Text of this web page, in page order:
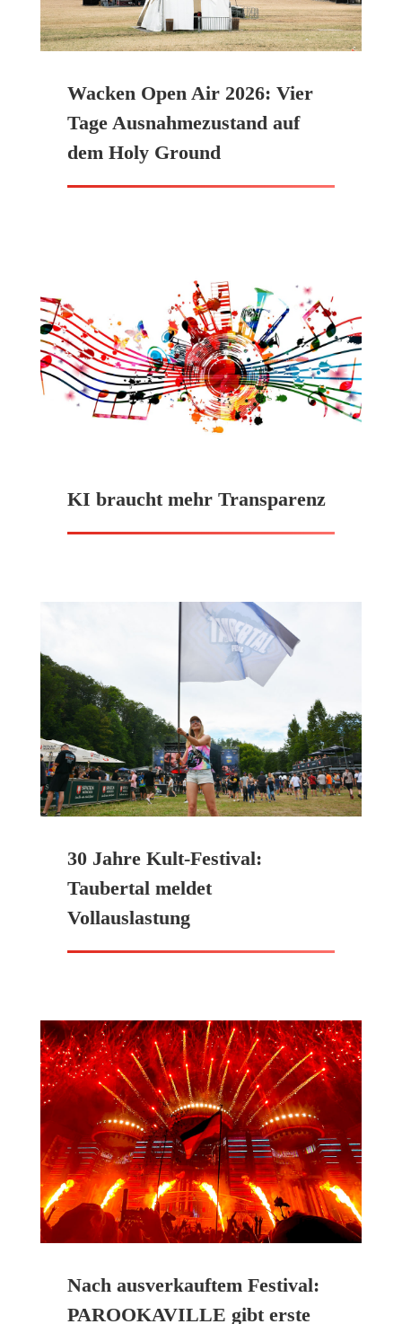
Wacken Open Air 2026: Vier
Tage Ausnahmezustand auf
dem Holy Ground
KI braucht mehr Transparenz
30 Jahre Kult-Festival:
Taubertal meldet
Vollauslastung
Nach ausverkauftem Festival:
PAROOKAVILLE gibt erste